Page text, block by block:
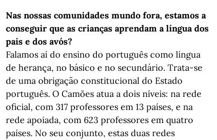
Nas nossas comunidades mundo fora, estamos a
conseguir que as crianças aprendam a língua dos
pais e dos avós?
Falamos aí do ensino do português como língua
de herança, no básico e no secundário. Trata-se
de uma obrigação constitucional do Estado
português. O Camões atua a dois níveis: na rede
oficial, com 317 professores em 13 países, e na
rede apoiada, com 623 professores em quatro
países. No seu conjunto, estas duas redes